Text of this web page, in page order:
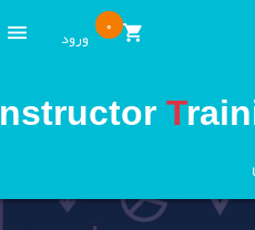
0 ورود
nstructor T